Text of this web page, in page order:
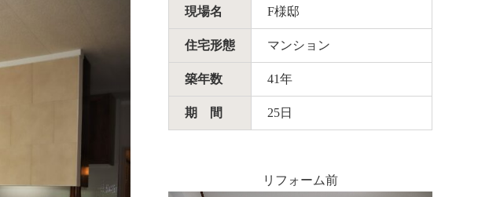
現場名 F様邸
住宅形態 マンション
築年数 41年
期 間 25日
リフォーム前